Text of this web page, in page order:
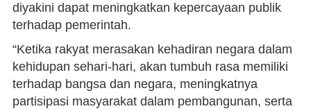
diyakini dapat meningkatkan kepercayaan publik
terhadap pemerintah.
“Ketika rakyat merasakan kehadiran negara dalam
kehidupan sehari-hari, akan tumbuh rasa memiliki
terhadap bangsa dan negara, meningkatnya
partisipasi masyarakat dalam pembangunan, serta